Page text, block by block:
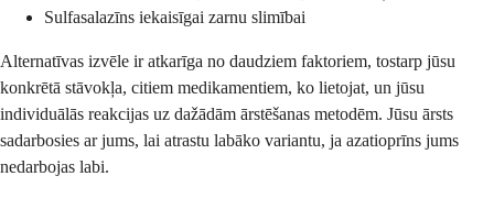
Sulfasalazīns iekaisīgai zarnu slimībai
Alternatīvas izvēle ir atkarīga no daudziem faktoriem, tostarp jūsu
konkrētā stāvokļa, citiem medikamentiem, ko lietojat, un jūsu
individuālās reakcijas uz dažādām ārstēšanas metodēm. Jūsu ārsts
sadarbosies ar jums, lai atrastu labāko variantu, ja azatioprīns jums
nedarbojas labi.